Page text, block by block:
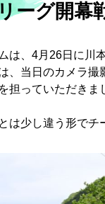
ーグ開幕
は、4月26日に川
、当日のカメラ
担っていただきま
は少し違う形でチ